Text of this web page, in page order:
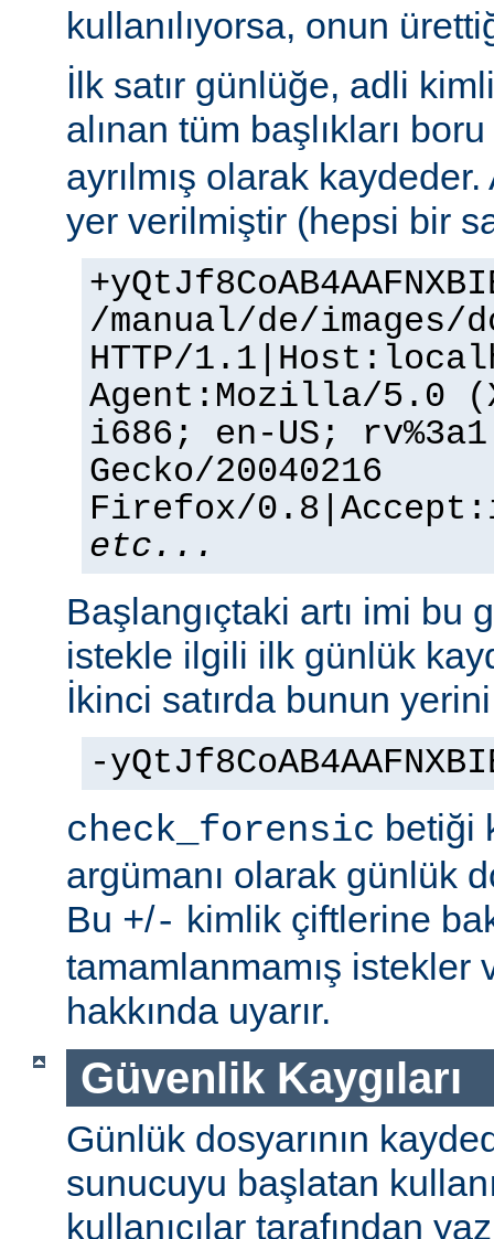
kullanılıyorsa, onun
İlk satır günlüğe, adli
alınan tüm başlıkları
ayrılmış olarak
yer verilmiştir (hepsi bir
/manual/de/images/
HTTP/
Agent:Mozilla/5.0
i686; en-US;
Gecko/20040216
Firefox/
etc...
Başlangıçtaki artı imi bu
istekle ilgili ilk günlük
İkinci satırda bunun
-
check_forensic betiği
argümanı olarak günlük
Bu +/- kimlik çiftlerine
tamamlanmamış istekler
hakkında uyarır.
Güvenlik Kaygıları
Günlük dosyarının
sunucuyu başlatan
kullanıcılar tarafından